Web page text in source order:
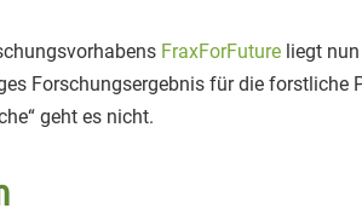
FraxForFuture liegt
Forschungsergebnis für die
geht es nicht.